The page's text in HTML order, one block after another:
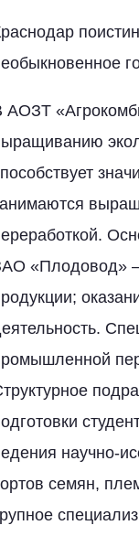
АОЗТ
«Плодовод» —
научно-
семян,